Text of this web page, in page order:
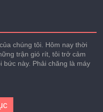
chúng tôi. Hôm nay thời
trận gió rít, tôi trở cảm
bức này. Phải chăng là máy